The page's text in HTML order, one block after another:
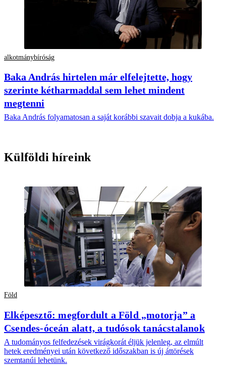
alkotmánybíróság
Baka András hirtelen már elfelejtette, hogy
szerinte kétharmaddal sem lehet mindent
megtenni
Baka András folyamatosan a saját korábbi szavait dobja a kukába.
Külföldi híreink
Föld
Elképesztő: megfordult a Föld „motorja” a
Csendes-óceán alatt, a tudósok tanácstalanok
A tudományos felfedezések virágkorát éljük jelenleg, az elmúlt
hetek eredményei után következő időszakban is új áttörések
szemtanúi lehetünk.